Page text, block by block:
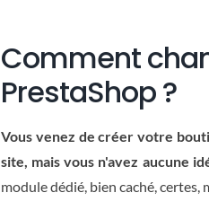
Comment
PrestaShop ?
Vous venez de créer votre
site, mais vous n'avez aucune
module dédié, bien caché,